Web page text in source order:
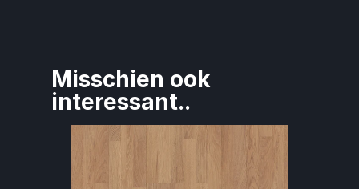
Misschien ook
interessant..